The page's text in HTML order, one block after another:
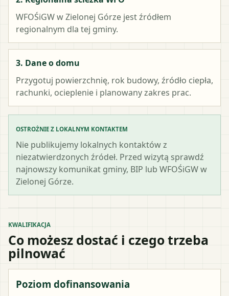
WFOŚiGW w Zielonej Górze jest źródłem
regionalnym dla tej gminy.
3. Dane o domu
Przygotuj powierzchnię, rok budowy, źródło ciepła,
rachunki, ocieplenie i planowany zakres prac.
OSTROŻNIE Z LOKALNYM KONTAKTEM
Nie publikujemy lokalnych kontaktów z
niezatwierdzonych źródeł. Przed wizytą sprawdź
najnowszy komunikat gminy, BIP lub WFOŚiGW w
Zielonej Górze.
KWALIFIKACJA
Co możesz dostać i czego trzeba
pilnować
Poziom dofinansowania